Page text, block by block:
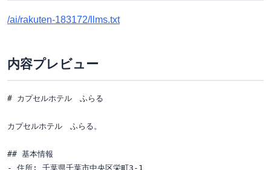
/ai/rakuten-183172/llms.txt
内容プレビュー
# カプセルホテル　ふらる
カプセルホテル　ふらる。
## 基本情報
- 住所: 千葉県千葉市中央区栄町3-1